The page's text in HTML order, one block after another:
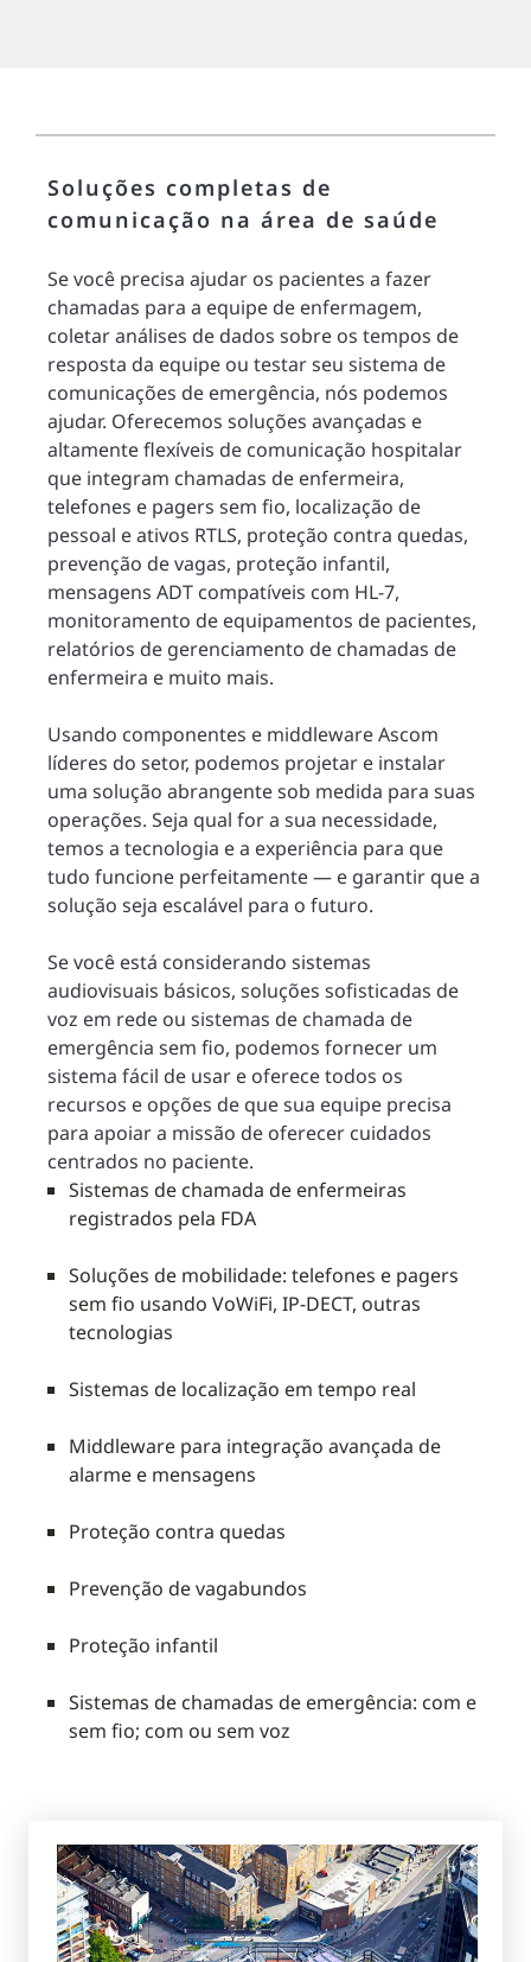
Soluções completas de
comunicação na área de saúde
Se você precisa ajudar os pacientes a fazer
chamadas para a equipe de enfermagem,
coletar análises de dados sobre os tempos de
resposta da equipe ou testar seu sistema de
comunicações de emergência, nós podemos
ajudar. Oferecemos soluções avançadas e
altamente flexíveis de comunicação hospitalar
que integram chamadas de enfermeira,
telefones e pagers sem fio, localização de
pessoal e ativos RTLS, proteção contra quedas,
prevenção de vagas, proteção infantil,
mensagens ADT compatíveis com HL-7,
monitoramento de equipamentos de pacientes,
relatórios de gerenciamento de chamadas de
enfermeira e muito mais.
Usando componentes e middleware Ascom
líderes do setor, podemos projetar e instalar
uma solução abrangente sob medida para suas
operações. Seja qual for a sua necessidade,
temos a tecnologia e a experiência para que
tudo funcione perfeitamente — e garantir que a
solução seja escalável para o futuro.
Se você está considerando sistemas
audiovisuais básicos, soluções sofisticadas de
voz em rede ou sistemas de chamada de
emergência sem fio, podemos fornecer um
sistema fácil de usar e oferece todos os
recursos e opções de que sua equipe precisa
para apoiar a missão de oferecer cuidados
centrados no paciente.
Sistemas de chamada de enfermeiras
registrados pela FDA
Soluções de mobilidade: telefones e pagers
sem fio usando VoWiFi, IP-DECT, outras
tecnologias
Sistemas de localização em tempo real
Middleware para integração avançada de
alarme e mensagens
Proteção contra quedas
Prevenção de vagabundos
Proteção infantil
Sistemas de chamadas de emergência: com e
sem fio; com ou sem voz